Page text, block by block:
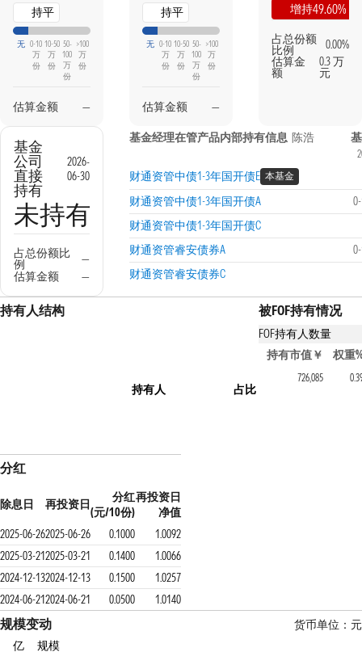
持平
无 0-10
万
份
10-50
万
份
50-
100
万
份
>100
万
份
估算金额 —
持平
无 0-10
万
份
10-50
万
份
50-
100
万
份
>100
万
份
估算金额 —
增持49.60%
占总份额
比例
0.00%
估算金
额
0.3 万
元
基金
公司
直接
持有
2026-
06-30
未持有
占总份额比
例
—
估算金额
—
基金经理在管产品内部持有信息 陈浩
财通资管中债1-3年国开债E 本基金
财通资管中债1-3年国开债A
财通资管中债1-3年国开债C
财通资管睿安债券A
财通资管睿安债券C
持有人结构
持有人 占比
被FOF持有情况
FOF持有人数量
持有该基金的FOF产
持有市值￥ 权重
财通资管通达稳利3个
726,085
分红
除息日 再投资日
分红
(元/10份)
再投资日
净值
2025-06-262025-06-26 0.1000
1.0092
2025-03-212025-03-21 0.1400
1.0066
2024-12-132024-12-13 0.1500
1.0257
2024-06-212024-06-21 0.0500 1.0140
规模变动
货币单位：元
亿
规模